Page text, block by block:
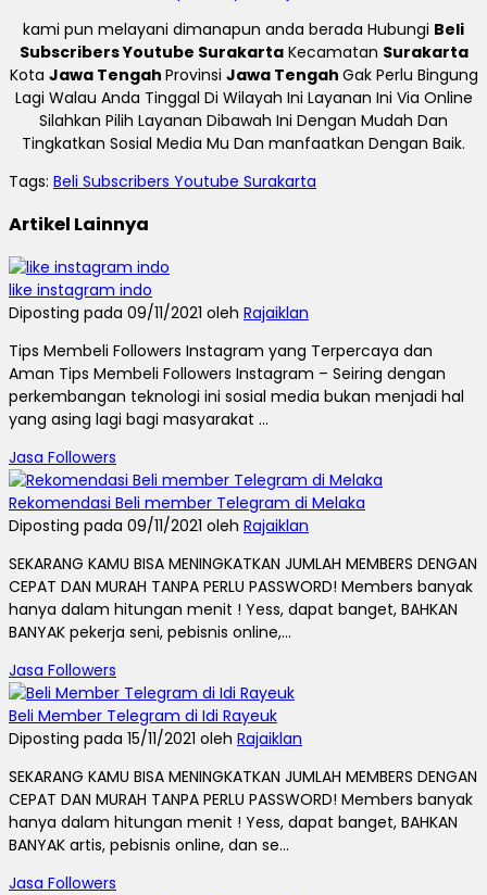
kami pun melayani dimanapun anda berada Hubungi Beli
Subscribers Youtube SurakartaKecamatan Surakarta
Kota Jawa Tengah Provinsi Jawa Tengah Gak Perlu Bingung
Lagi Walau Anda Tinggal Di Wilayah Ini Layanan Ini Via Online
Silahkan Pilih Layanan Dibawah Ini Dengan Mudah Dan
Tingkatkan Sosial Media Mu Dan manfaatkan Dengan Baik.
Tags: Beli Subscribers Youtube Surakarta
Artikel Lainnya
like instagram indo
Diposting pada 09/11/2021 oleh Rajaiklan
Tips Membeli Followers Instagram yang Terpercaya dan
Aman Tips Membeli Followers Instagram – Seiring dengan
perkembangan teknologi ini sosial media bukan menjadi hal
yang asing lagi bagi masyarakat ...
Jasa Followers
Rekomendasi Beli member Telegram di Melaka
Diposting pada 09/11/2021 oleh Rajaiklan
SEKARANG KAMU BISA MENINGKATKAN JUMLAH MEMBERS DENGAN
CEPAT DAN MURAH TANPA PERLU PASSWORD! Members banyak
hanya dalam hitungan menit ! Yess, dapat banget, BAHKAN
BANYAK pekerja seni, pebisnis online,...
Jasa Followers
Beli Member Telegram di Idi Rayeuk
Diposting pada 15/11/2021 oleh Rajaiklan
SEKARANG KAMU BISA MENINGKATKAN JUMLAH MEMBERS DENGAN
CEPAT DAN MURAH TANPA PERLU PASSWORD! Members banyak
hanya dalam hitungan menit ! Yess, dapat banget, BAHKAN
BANYAK artis, pebisnis online, dan se...
Jasa Followers